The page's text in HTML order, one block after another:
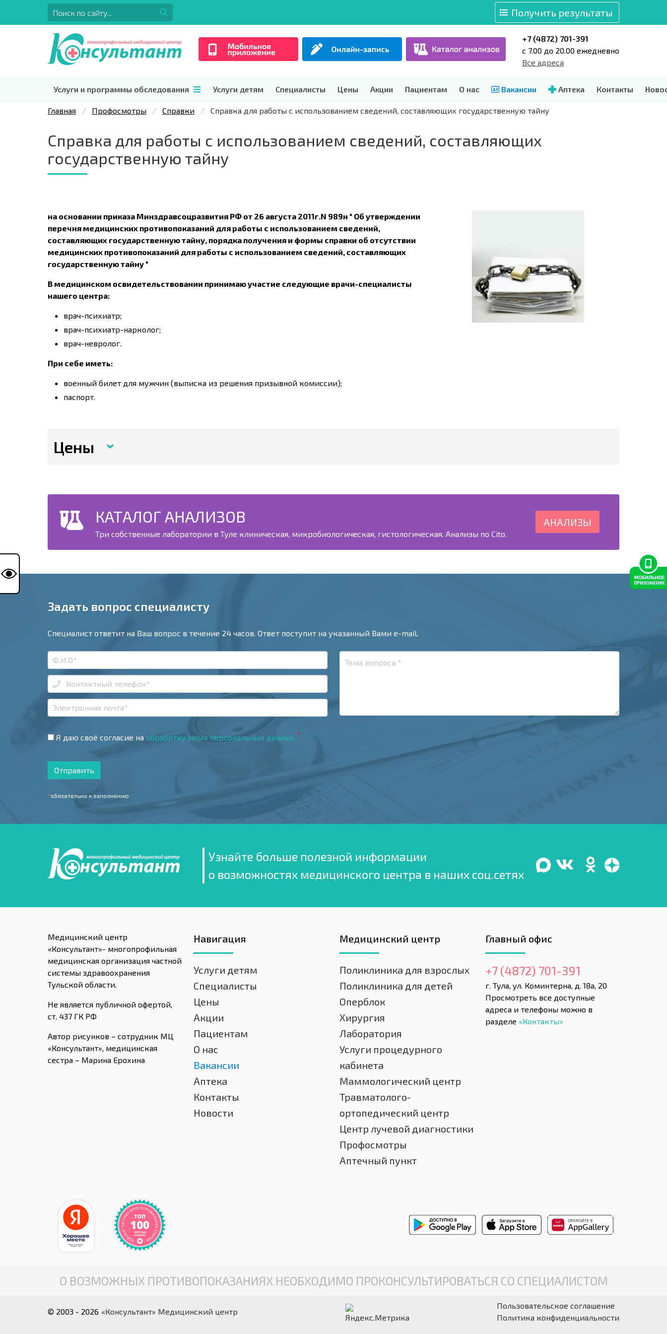
Получить результаты
+7 (4872) 701-391
c 7.00 до 20.00 ежедневно
Все адреса
Услуги и программы обследования Услуги детям Специалисты Цены Акции Пациентам О нас Вакансии Аптека Контакты
Главная Профосмотры Справки Справка для работы с использованием сведений, составляющих государственную тайну
Справка для работы с использованием сведений, составляющих
государственную тайну
на основании приказа Минздравсоцразвития РФ от 26 августа 2011г.N 989н " Об утверждении
перечня медицинских противопоказаний для работы с использованием сведений,
составляющих государственную тайну, порядка получения и формы справки об отсутствии
медицинских противопоказаний для работы с использованием сведений, составляющих
государственную тайну "
В медицинском освидетельствовании принимаю участие следующие врачи-специалисты
нашего центра:
врач-психиатр;
врач-психиатр-нарколог;
врач-невролог.
При себе иметь:
военный билет для мужчин (выписка из решения призывной комиссии);
паспорт.
Цены
КАТАЛОГ АНАЛИЗОВ
Три собственные лаборатории в Туле клиническая, микробиологическая, гистологическая. Анализы по Cito.
АНАЛИЗЫ
Задать вопрос специалисту
Специалист ответит на Ваш вопрос в течение 24 часов. Ответ поступит на указанный Вами e-mail.
Я даю своё согласие на обработку моих персональных данных *
Отправить
*обязательно к заполнению
Узнайте больше полезной информации
о возможностях медицинского центра в наших соц.сетях
Медицинский центр
«Консультант»- многопрофильная
медицинская организация частной
системы здравоохранения
Тульской области.
Не является публичной офертой,
ст. 437 ГК РФ
Автор рисунков – сотрудник МЦ
«Консультант», медицинская
сестра – Марина Ерохина
Навигация
Услуги детям
Специалисты
Цены
Акции
Пациентам
О нас
Вакансии
Аптека
Контакты
Новости
Медицинский центр
Поликлиника для взрослых
Поликлиника для детей
Оперблок
Хирургия
Лаборатория
Услуги процедурного
кабинета
Маммологический центр
Травматолого-
ортопедический центр
Центр лучевой диагностики
Профосмотры
Аптечный пункт
Главный офис
+7 (4872) 701-391
г. Тула, ул. Коминтерна, д. 18а, 20
Просмотреть все доступные
адреса и телефоны можно в
разделе «Контакты»
О ВОЗМОЖНЫХ ПРОТИВОПОКАЗАНИЯХ НЕОБХОДИМО ПРОКОНСУЛЬТИРОВАТЬСЯ СО СПЕЦИАЛИСТОМ
© 2003 - 2026 «Консультант» Медицинский центр
Пользовательское соглашение
Политика конфиденциальности